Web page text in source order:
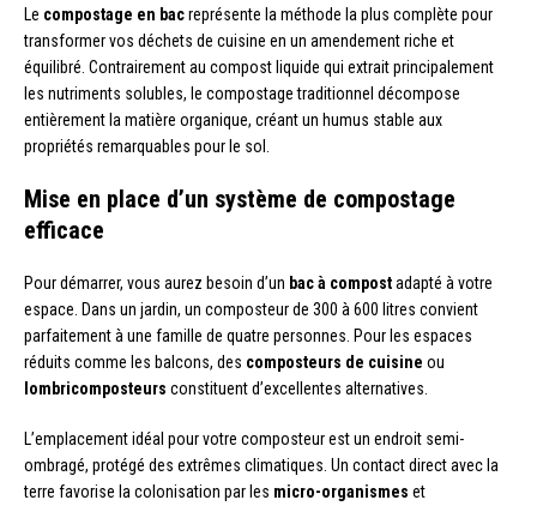
Le compostage en bacreprésente la méthode la plus complète pour
transformer vos déchets de cuisine en un amendement riche et
équilibré. Contrairement au compost liquide qui extrait principalement
les nutriments solubles, le compostage traditionnel décompose
entièrement la matière organique, créant un humus stable aux
propriétés remarquables pour le sol.
Mise en place d’un système de compostage
efficace
Pour démarrer, vous aurez besoin d’un bac à compostadapté à votre
espace. Dans un jardin, un composteur de 300 à 600 litres convient
parfaitement à une famille de quatre personnes. Pour les espaces
réduits comme les balcons, des composteurs de cuisine ou
lombricomposteurs constituent d’excellentes alternatives.
L’emplacement idéal pour votre composteur est un endroit semi-
ombragé, protégé des extrêmes climatiques. Un contact direct avec la
terre favorise la colonisation par les micro-organismes et